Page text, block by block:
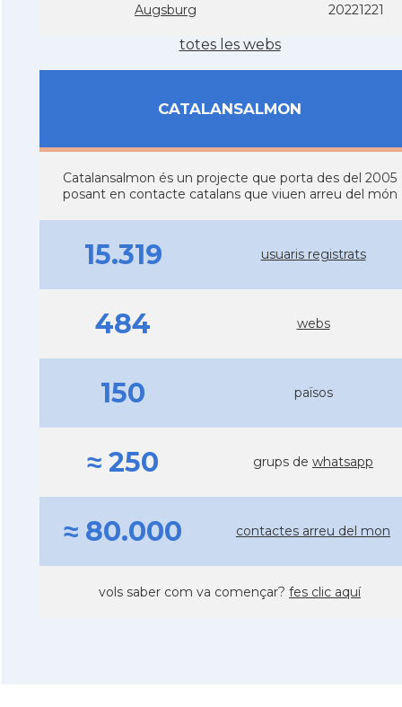
Augsburg 20221221
totes les webs
CATALANSALMON
Catalansalmon és un projecte que porta des del 2005
posant en contacte catalans que viuen arreu del món
15.319 usuaris registrats
484 webs
150 països
≈ 250 grups de whatsapp
≈ 80.000 contactes arreu del mon
vols saber com va començar? fes clic aquí